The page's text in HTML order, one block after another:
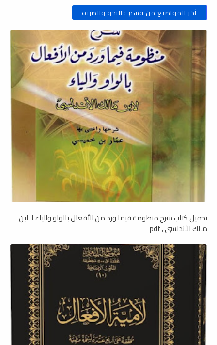
أخر المواضيع من قسم : النحو والصرف
تحميل كتاب شرح منظومة فيما ورد من الأفعال بالواو والياء لـ ابن
مالك الأندلسي , pdf